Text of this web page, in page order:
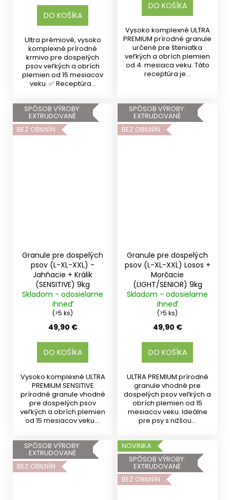
DO KOŠÍKA
Ultra prémiové, vysoko
komplexné prírodné
krmivo pre dospelých
psov veľkých a obrích
plemien od 15 mesiacov
veku. ✅ Receptúra...
DO KOŠÍKA
Vysoko komplexné ULTRA
PREMIUM prírodné granule
určené pre šteniatka
veľkých a obrích plemien
od 4. mesiaca veku. Táto
receptúra je...
SPÔSOB VÝROBY:
EXTRUDOVANÉ
BEZ OBILNÍN
Granule pre dospelých
psov (L-XL-XXL) -
Jahňacie + Králik
(SENSITIVE) 9kg
Skladom - odosielame
ihneď
(>5 ks)
49,90 €
DO KOŠÍKA
Vysoko komplexné ULTRA
PREMIUM SENSITIVE
prírodné granule vhodné
pre dospelých psov
veľkých a obrích plemien
od 15 mesiacov veku....
SPÔSOB VÝROBY:
EXTRUDOVANÉ
BEZ OBILNÍN
Granule pre dospelých
psov (L-XL-XXL) Losos +
Morčacie
(LIGHT/SENIOR) 9kg
Skladom - odosielame
ihneď
(>5 ks)
49,90 €
DO KOŠÍKA
ULTRA PREMIUM prírodné
granule vhodné pre
dospelých psov veľkých a
obrích plemien od 15
mesiacov veku. Ideálne
pre psy s nižšou...
SPÔSOB VÝROBY:
EXTRUDOVANÉ
BEZ OBILNÍN
NOVINKA
SPÔSOB VÝROBY:
EXTRUDOVANÉ
BEZ OBILNÍN